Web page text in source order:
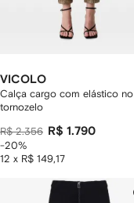
VICOLO
Calça cargo com elástico no
tornozelo
R$ 2.356 R$ 1.790
12 x R$ 149,17
-20%